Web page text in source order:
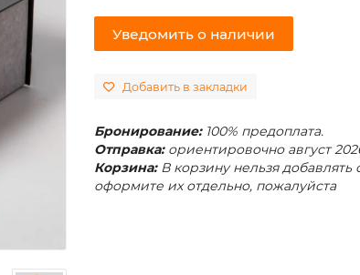
Уведомить о наличии
Добавить в закладки
Бронирование:100% предоплата.
Отправка:ориентировочно август
Корзина:В корзину нельзя
оформите их отдельно, пожалуйста